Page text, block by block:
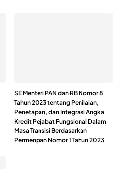
SE Menteri PAN dan RB Nomor 8
Tahun 2023 tentang Penilaian,
Penetapan, dan Integrasi Angka
Kredit Pejabat Fungsional Dalam
Masa Transisi Berdasarkan
Permenpan Nomor 1 Tahun 2023